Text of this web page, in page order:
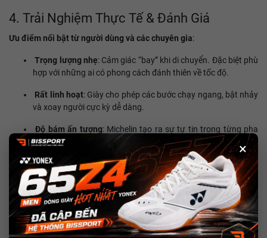
×
4. Trải Nghiệm Thực Tế & Đánh Giá
Ưu điểm nổi bật từ người dùng và các chuyên gia:
Trọng lượng nhẹ: Cảm giác “bay” khi di chuyển. Đặc biệt phù
hợp với những ai có phong cách đánh thiên về tốc độ.
Rất linh hoạt: Giày cho phép các bước chạy ngang, bật nhảy
và xoay người cực kỳ dễ dàng.
Độ bám ấn tượng: Michelin tạo ra sự tự tin trong từng pha
bứt tốc hoặc dừng đột ngột.
Cảm giác sân rõ ràng: Phản hồi mặt sân chân thực, không
gây cảm giác lún quá sâu như những mẫu giày êm khác.
Một số lưu ý:
Nếu bạn có bàn chân rộng, nên tăng 0.5 sizeđể có độ thoải
mái tốt hơn.